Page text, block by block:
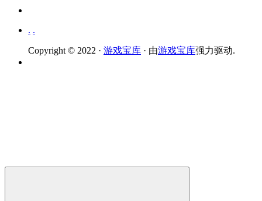
. .
Copyright © 2022 · 游戏宝库 · 由游戏宝库强力驱动.